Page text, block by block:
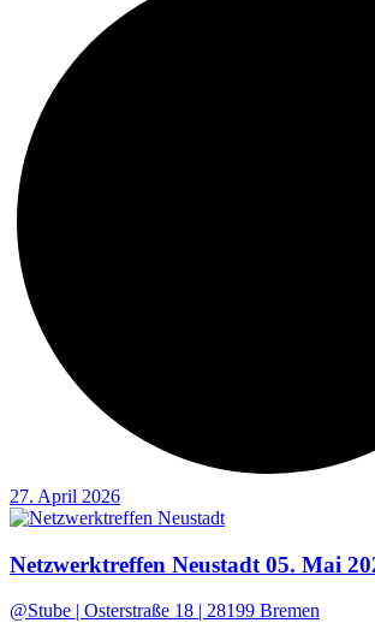
27. April 2026
Netzwerktreffen Neustadt 05. Mai
@Stube | Osterstraße 18 | 28199 Bremen